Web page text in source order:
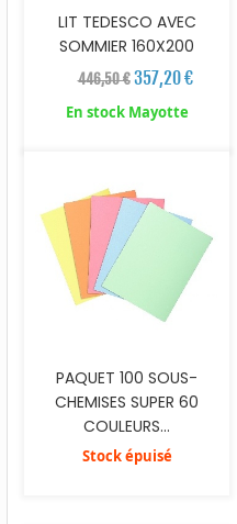
LIT TEDESCO AVEC
SOMMIER 160X200
446,50 € 357,20 €
En stock Mayotte
PAQUET 100 SOUS-
CHEMISES SUPER 60
COULEURS...
Stock épuisé